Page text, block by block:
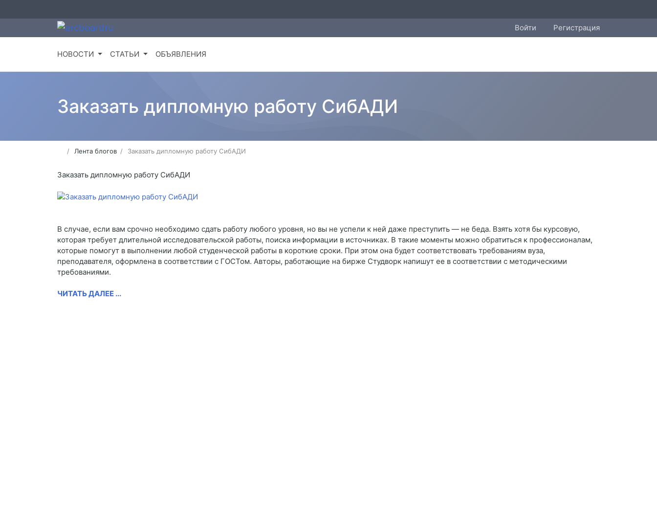
Войти Регистрация
НОВОСТИ СТАТЬИ ОБЪЯВЛЕНИЯ
Заказать дипломную работу СибАДИ
Лента блогов Заказать дипломную работу СибАДИ
Заказать дипломную работу СибАДИ
В случае, если вам срочно необходимо сдать работу любого уровня, но вы не успели к ней даже преступить — не беда. Взять хотя бы курсовую,
которая требует длительной исследовательской работы, поиска информации в источниках. В такие моменты можно обратиться к профессионалам,
которые помогут в выполнении любой студенческой работы в короткие сроки. При этом она будет соответствовать требованиям вуза,
преподавателя, оформлена в соответствии с ГОСТом. Авторы, работающие на бирже Студворк напишут ее в соответствии с методическими
требованиями.
ЧИТАТЬ ДАЛЕЕ ...